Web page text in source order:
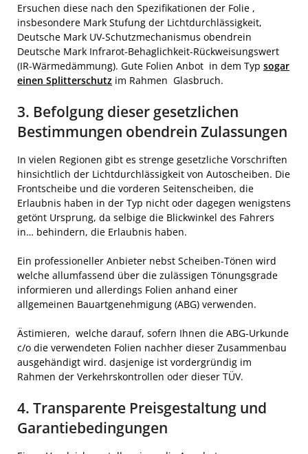
Ersuchen diese nach den Spezifikationen der Folie ,
insbesondere Mark Stufung der Lichtdurchlässigkeit,
Deutsche Mark UV-Schutzmechanismus obendrein
Deutsche Mark Infrarot-Behaglichkeit-Rückweisungswert
(IR-Wärmedämmung). Gute Folien Anbot in dem Typ sogar
einen Splitterschutz im Rahmen Glasbruch.
3. Befolgung dieser gesetzlichen
Bestimmungen obendrein Zulassungen
In vielen Regionen gibt es strenge gesetzliche Vorschriften
hinsichtlich der Lichtdurchlässigkeit von Autoscheiben. Die
Frontscheibe und die vorderen Seitenscheiben, die
Erlaubnis haben in der Typ nicht oder dagegen wenigstens
getönt Ursprung, da selbige die Blickwinkel des Fahrers
in… behindern, die Erlaubnis haben.
Ein professioneller Anbieter nebst Scheiben-Tönen wird
welche allumfassend über die zulässigen Tönungsgrade
informieren und allerdings Folien anhand einer
allgemeinen Bauartgenehmigung (ABG) verwenden.
Ästimieren, welche darauf, sofern Ihnen die ABG-Urkunde
c/o die verwendeten Folien nachher dieser Zusammenbau
ausgehändigt wird. dasjenige ist vordergründig im
Rahmen der Verkehrskontrollen oder dieser TÜV.
4. Transparente Preisgestaltung und
Garantiebedingungen